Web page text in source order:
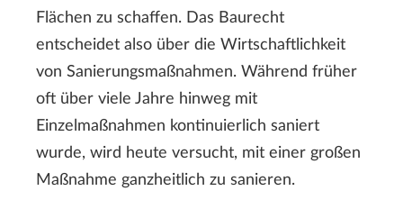
Flächen zu schaffen. Das Baurecht
entscheidet also über die Wirtschaftlichkeit
von Sanierungsmaßnahmen. Während früher
oft über viele Jahre hinweg mit
Einzelmaßnahmen kontinuierlich saniert
wurde, wird heute versucht, mit einer großen
Maßnahme ganzheitlich zu sanieren.